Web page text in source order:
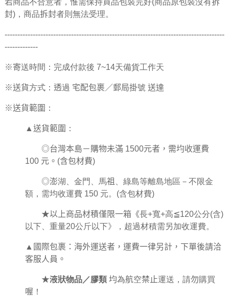
若商品不合意者，惟需保持貨品包裝完好(商品原包裝沒有拆
封)，商品拆封者則無法受理。
--------------------------------------------------------------------------------------
-------------
※寄送時間：完成付款後 7~14天備貨工作天
※送貨方式：透過 宅配包裹／郵局掛號 送達
※送貨範圍：
▲送貨範圍：
◎台灣本島－購物未滿 1500元者，需均收運費
100 元。(含包材費)
◎澎湖、金門、馬祖、綠島等離島地區－不限金
額，需均收運費 150 元。(含包材費)
★以上商品材積僅限一箱《長+寬+高≦120公分(含)
以下、重量20公斤以下》，超過材積需另加收運費。
▲國際包裹：海外運送者，運費一律另計，下單後請洽
客服人員。
★液狀物品／膠類均為航空禁止運送，請勿購買
喔！